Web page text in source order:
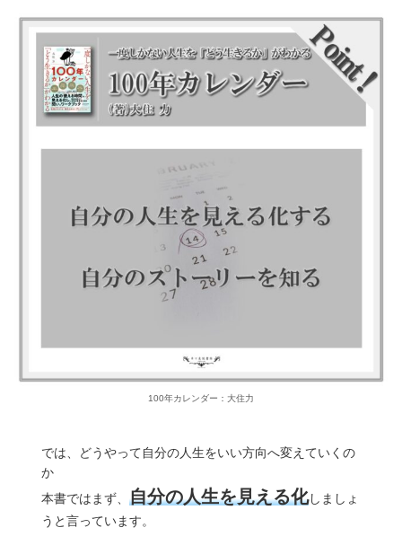
100年カレンダー：大住力
では、どうやって自分の人生をいい方向へ変えていくの
か
本書ではまず、 自分の人生を見える化しましょ
うと言っています。